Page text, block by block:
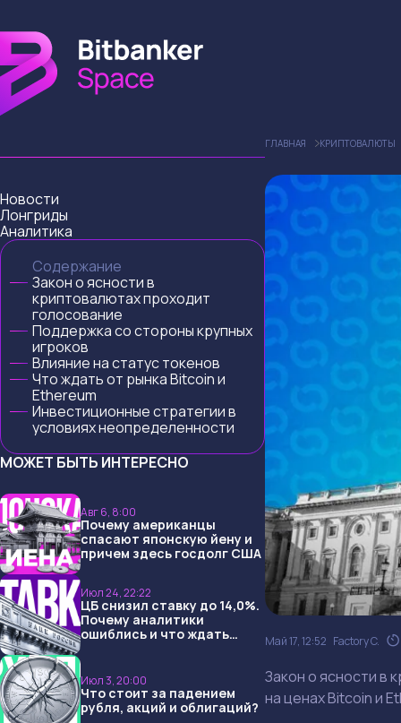
Новости
Лонгриды
Аналитика
Содержание
Закон о ясности в
криптовалютах проходит
голосование
Поддержка со стороны крупных
игроков
Влияние на статус токенов
Что ждать от рынка Bitcoin и
Ethereum
Инвестиционные стратегии в
условиях неопределенности
МОЖЕТ БЫТЬ ИНТЕРЕСНО
Авг 6, 8:00
Почему американцы
спасают японскую йену и
причем здесь госдолг США
Июл 24, 22:22
ЦБ снизил ставку до 14,0%.
Почему аналитики
ошиблись и что ждать
Июл 3, 20:00
Что стоит за падением
рубля, акций и облигаций?
ГЛАВНАЯ КРИПТОВАЛЮТЫ
Май 17, 12:52 Factory C.
Закон о ясности в
на ценах Bitcoin и